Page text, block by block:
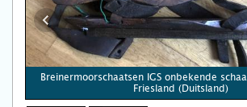
Breinermoorschaatsen IGS onbekende
Friesland (Duitsland)